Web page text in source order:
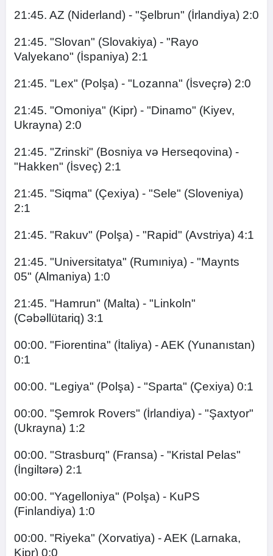
21:45. AZ (Niderland) - "Şelbrun" (İrlandiya) 2:0
21:45. "Slovan" (Slovakiya) - "Rayo
Valyekano" (İspaniya) 2:1
21:45. "Lex" (Polşa) - "Lozanna" (İsveçrə) 2:0
21:45. "Omoniya" (Kipr) - "Dinamo" (Kiyev,
Ukrayna) 2:0
21:45. "Zrinski" (Bosniya və Herseqovina) -
"Hakken" (İsveç) 2:1
21:45. "Siqma" (Çexiya) - "Sele" (Sloveniya)
2:1
21:45. "Rakuv" (Polşa) - "Rapid" (Avstriya) 4:1
21:45. "Universitatya" (Rumıniya) - "Maynts
05" (Almaniya) 1:0
21:45. "Hamrun" (Malta) - "Linkoln"
(Cəbəllütariq) 3:1
00:00. "Fiorentina" (İtaliya) - AEK (Yunanıstan)
0:1
00:00. "Legiya" (Polşa) - "Sparta" (Çexiya) 0:1
00:00. "Şemrok Rovers" (İrlandiya) - "Şaxtyor"
(Ukrayna) 1:2
00:00. "Strasburq" (Fransa) - "Kristal Pelas"
(İngiltərə) 2:1
00:00. "Yagelloniya" (Polşa) - KuPS
(Finlandiya) 1:0
00:00. "Riyeka" (Xorvatiya) - AEK (Larnaka,
Kipr) 0:0